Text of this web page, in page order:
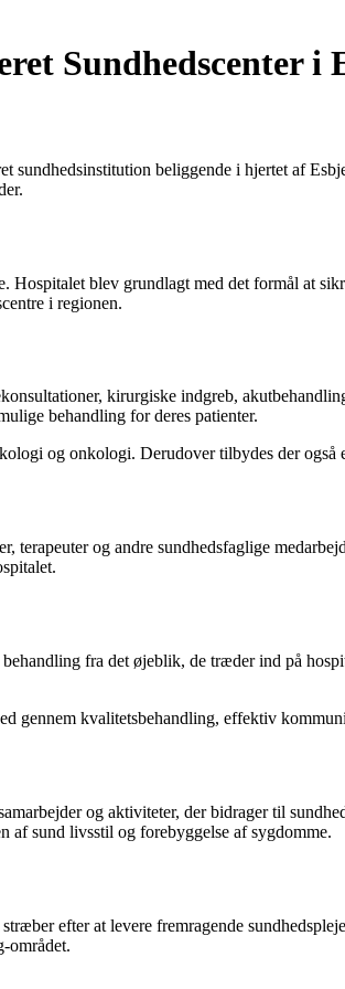
Sundhedscenter i
beliggende i hjertet af
blev grundlagt med det formål at
i regionen.
kirurgiske indgreb,
behandling for deres patienter.
og onkologi. Derudover tilbydes der også
og andre sundhedsfaglige
fra det øjeblik, de træder ind på
gennem kvalitetsbehandling, effektiv
og aktiviteter, der bidrager til
af sund livsstil og forebyggelse af sygdomme.
efter at levere fremragende
området.